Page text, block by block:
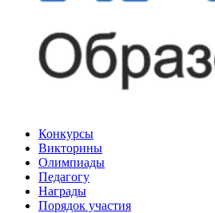
Конкурсы
Викторины
Олимпиады
Педагогу
Награды
Порядок участия